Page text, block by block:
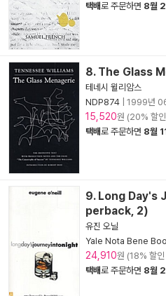
택배로 주문하면 8월
8. The Glass
테네시 윌리암스
NDP874
1999년
15,520원 (20% 할
택배로 주문하면 8월
9. Long Day's
perback, 2)
유진 오닐
Yale Nota Bene
24,910원 (18% 할
택배로 주문하면 8월